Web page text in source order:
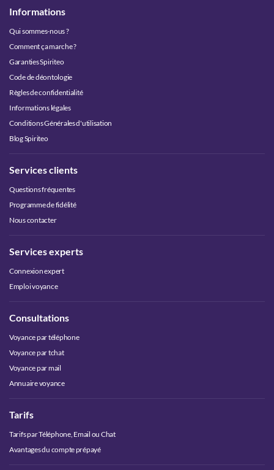
Informations
Qui sommes-nous ?
Comment ça marche ?
Garanties Spiriteo
Code de déontologie
Règles de confidentialité
Informations légales
Conditions Générales d'utilisation
Blog Spiriteo
Services clients
Questions fréquentes
Programme de fidélité
Nous contacter
Services experts
Connexion expert
Emploi voyance
Consultations
Voyance par téléphone
Voyance par tchat
Voyance par mail
Annuaire voyance
Tarifs
Tarifs par Téléphone, Email ou Chat
Avantages du compte prépayé